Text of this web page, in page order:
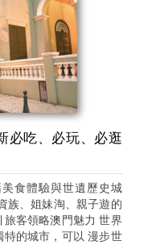
必吃、必玩、必逛
食體驗與世遺歷史城
族、姐妹淘、親子遊的
客領略澳門魅力 世界
的城市，可以 漫步世